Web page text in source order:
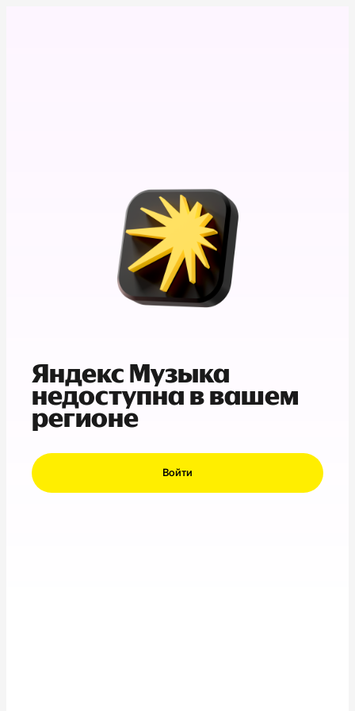
Яндекс Музыка
недоступна в вашем
регионе
Войти